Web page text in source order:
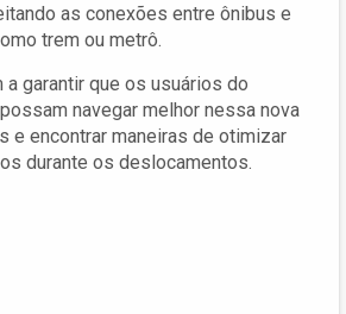
as conexões entre ônibus e
trem ou metrô.
a garantir que os usuários do
navegar melhor nessa nova
e encontrar maneiras de otimizar
durante os deslocamentos.